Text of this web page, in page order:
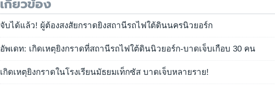
เกี่ยวข้อง
จับได้แล้ว! ผู้ต้องสงสัยกราดยิงสถานีรถไฟใต้ดินนครนิวยอร์ก
อัพเดท: เกิดเหตุยิงกราดที่สถานีรถไฟใต้ดินนิวยอร์ก-บาดเจ็บเกือบ 30 คน
เกิดเหตุยิงกราดในโรงเรียนมัธยมเท็กซัส บาดเจ็บหลายราย!